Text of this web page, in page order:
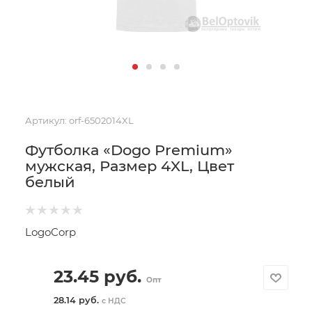
Артикул: orf-6502014XL
Футболка «Dogo Premium»
мужская, Размер 4XL, Цвет
белый
LogoCorp
23.45руб. Опт
28.14 руб. с НДС